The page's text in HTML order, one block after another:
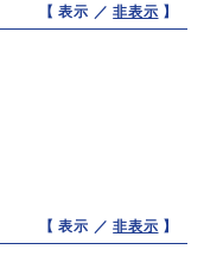
【 表示 ／非表示 】
【 表示 ／非表示 】